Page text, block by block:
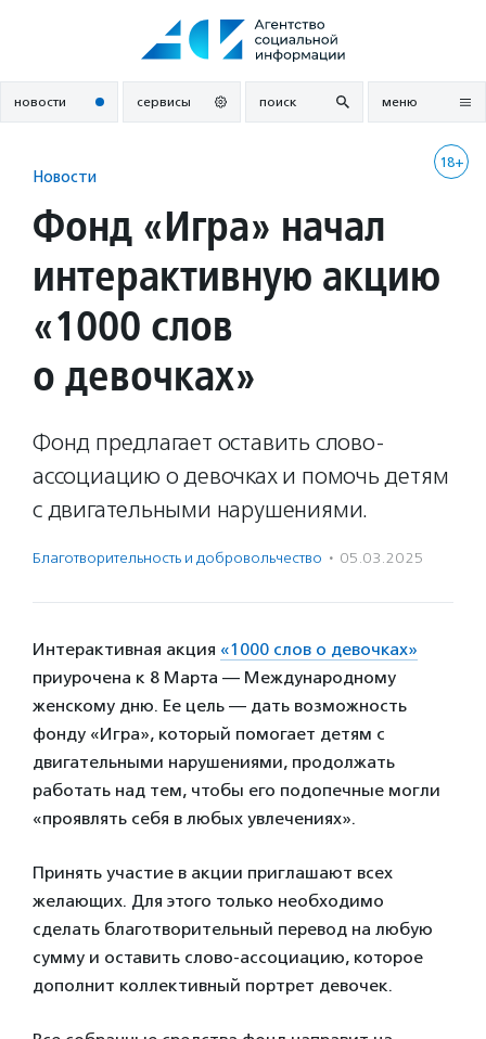
новости сервисы поиск меню
18+
Новости
Фонд «Игра» начал
интерактивную акцию
«1000 слов
о девочках»
Фонд предлагает оставить слово-
ассоциацию о девочках и помочь детям
с двигательными нарушениями.
Благотвори­тель­ность и доброволь­чест­во · 05.03.2025
Интерактивная акция «1000 слов о девочках»
приурочена к 8 Марта — Международному
женскому дню. Ее цель — дать возможность
фонду «Игра», который помогает детям с
двигательными нарушениями, продолжать
работать над тем, чтобы его подопечные могли
«проявлять себя в любых увлечениях».
Принять участие в акции приглашают всех
желающих. Для этого только необходимо
сделать благотворительный перевод на любую
сумму и оставить слово-ассоциацию, которое
дополнит коллективный портрет девочек.